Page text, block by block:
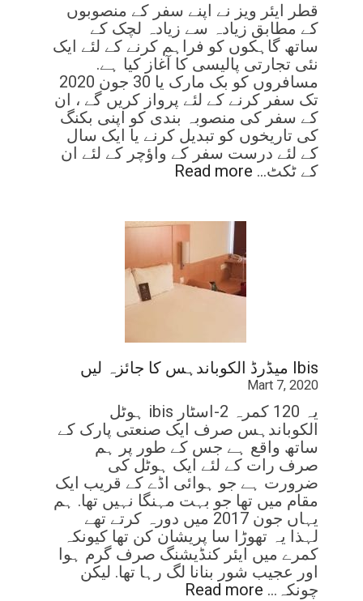
قطر ایئر ویز نے اپنے سفر کے منصوبوں
کے مطابق زیادہ سے زیادہ لچک کے
ساتھ گاہکوں کو فراہم کرنے کے لئے ایک
نئی تجارتی پالیسی کا آغاز کیا ہے.
مسافروں کو بک مارک یا 30 جون 2020
تک سفر کرنے کے لئے پرواز کریں گے ، ان
کے سفر کی منصوبہ بندی کو اپنی بکنگ
کی تاریخوں کو تبدیل کرنے یا ایک سال
کے لئے درست سفر کے واؤچر کے لئے ان
کے ٹکٹ… Read more
Ibis میڈرڈ الکوباندہس کا جائزہ لیں
Mart 7, 2020
یہ 120 کمرہ 2-اسٹار ibis ہوٹل
الکوباندہس صرف ایک صنعتی پارک کے
ساتھ واقع ہے جس کے طور پر ہم
صرف رات کے لئے ایک ہوٹل کی
ضرورت ہے جو ہوائی اڈے کے قریب ایک
مقام میں تھا جو بہت مہنگا نہیں تھا. ہم
یہاں جون 2017 میں دورہ کرتے تھے
لہذا یہ تھوڑا سا پریشان کن تھا کیونکہ
کمرے میں ایئر کنڈیشنگ صرف گرم ہوا
اور عجیب شور بنانا لگ رہا تھا. لیکن
چونکہ… Read more